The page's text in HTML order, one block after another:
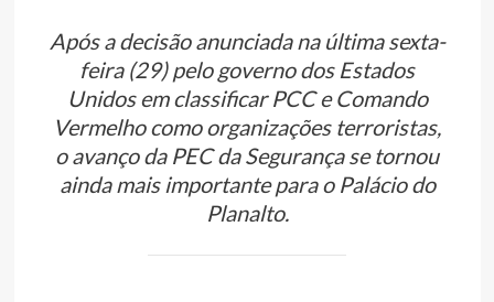
Após a decisão anunciada na última sexta-
feira (29) pelo governo dos Estados
Unidos em classificar PCC e Comando
Vermelho como organizações terroristas,
o avanço da PEC da Segurança se tornou
ainda mais importante para o Palácio do
Planalto.